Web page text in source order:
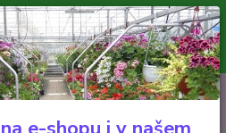
odeslání z e-shopu je 300 Kč.
opadl a balíček můžete čekat
po přijetí objednávky. Objednávky
v jakém přišly...
CZK 0ks
za0 Kč